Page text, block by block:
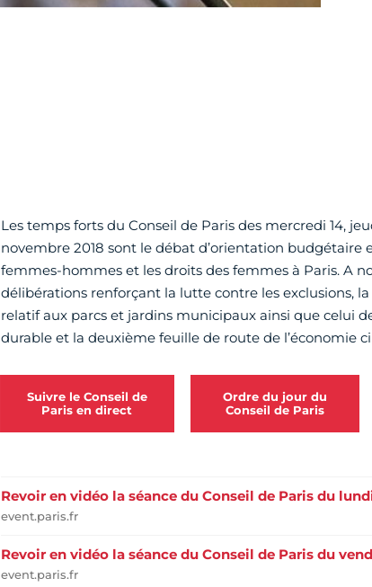
Les temps forts du Conseil de Paris des mercredi 14,
novembre 2018 sont le débat d’orientation budgétaire
femmes-hommes et les droits des femmes à Paris. A
délibérations renforçant la lutte contre les exclusions,
relatif aux parcs et jardins municipaux ainsi que celui
durable et la deuxième feuille de route de l’économie
Suivre le Conseil de
Paris en direct
Ordre du jour du
Conseil de Paris
Revoir en vidéo la séance du Conseil de Paris du
event.paris.fr
Revoir en vidéo la séance du Conseil de Paris du
event.paris.fr